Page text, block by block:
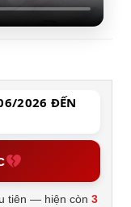
2026 ĐẾN
tiên — hiện còn3